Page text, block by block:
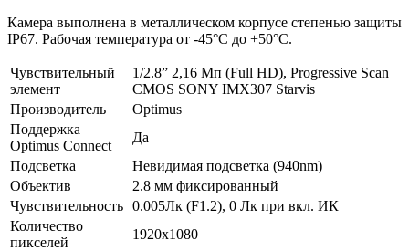
Камера выполнена в металлическом корпусе степенью защиты
IP67. Рабочая температура от -45°С до +50°С.
Чувствительный
элемент
1/2.8” 2,16 Мп (Full HD), Progressive Scan
CMOS SONY IMX307 Starvis
Производитель
Optimus
Поддержка
Optimus Connect
Да
Подсветка
Невидимая подсветка (940nm)
Объектив
2.8 мм фиксированный
Чувствительность 0.005Лк (F1.2), 0 Лк при вкл. ИК
Количество
пикселей
1920х1080